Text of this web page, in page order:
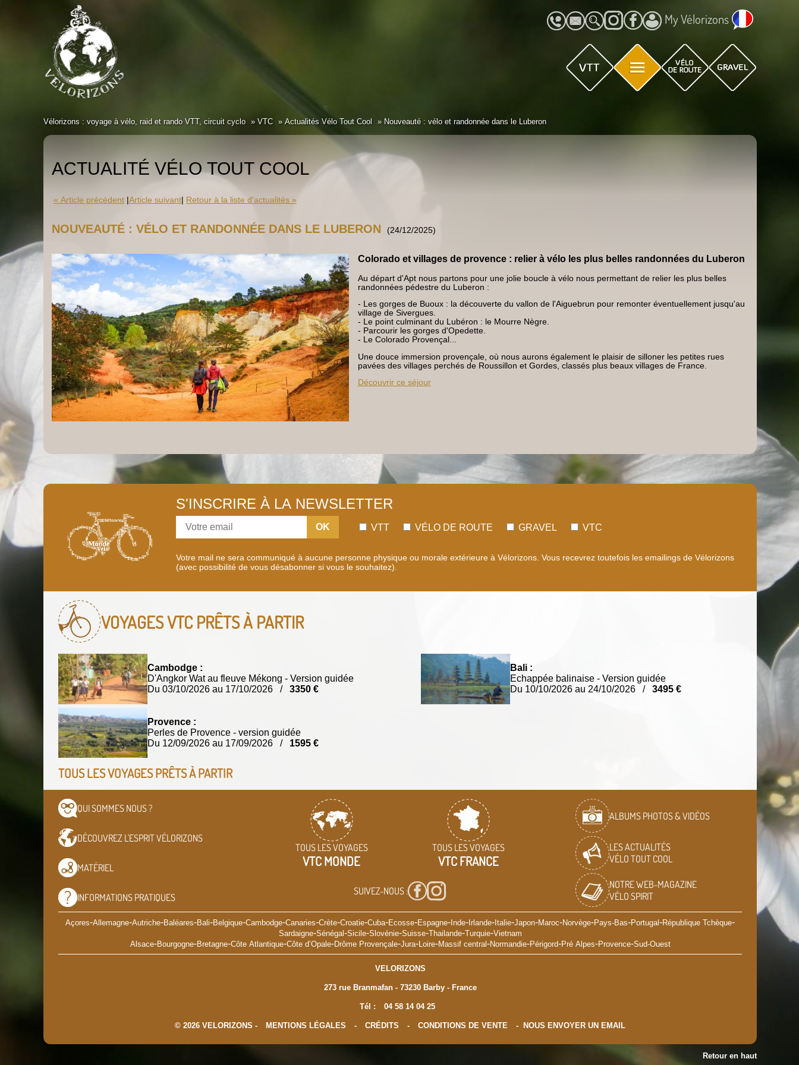
My Vélorizons
Vélorizons : voyage à vélo, raid et rando VTT, circuit cyclo VTC Actualités Vélo Tout Cool Nouveauté : vélo et randonnée dans le Luberon
ACTUALITÉ VÉLO TOUT COOL
« Article précédent|Article suivant| Retour à la liste d'actualités »
NOUVEAUTÉ : VÉLO ET RANDONNÉE DANS LE LUBERON (24/12/2025)
Colorado et villages de provence : relier à vélo les plus belles randonnées du Luberon
Au départ d'Apt nous partons pour une jolie boucle à vélo nous permettant de relier les plus belles
randonnées pédestre du Luberon :
- Les gorges de Buoux : la découverte du vallon de l'Aiguebrun pour remonter éventuellement jusqu'au
village de Sivergues.
- Le point culminant du Lubéron : le Mourre Nègre.
- Parcourir les gorges d'Opedette.
- Le Colorado Provençal...
Une douce immersion provençale, où nous aurons également le plaisir de silloner les petites rues
pavées des villages perchés de Roussillon et Gordes, classés plus beaux villages de France.
Découvrir ce séjour
S'INSCRIRE À LA NEWSLETTER
OK VTT VÉLO DE ROUTE GRAVEL VTC
Votre mail ne sera communiqué à aucune personne physique ou morale extérieure à Vélorizons. Vous recevrez toutefois les emailings de Vélorizons
(avec possibilité de vous désabonner si vous le souhaitez).
VOYAGES VTC PRÊTS À PARTIR
Cambodge :
D'Angkor Wat au fleuve Mékong - Version guidée
Du 03/10/2026 au 17/10/2026 / 3350 €
Bali :
Echappée balinaise - Version guidée
Du 10/10/2026 au 24/10/2026 / 3495 €
Provence :
Perles de Provence - version guidée
Du 12/09/2026 au 17/09/2026 / 1595 €
TOUS LES VOYAGES PRÊTS À PARTIR
TOUS LES VOYAGES
VTC MONDE
TOUS LES VOYAGES
VTC FRANCE
ALBUMS PHOTOS & VIDÉOS
LES ACTUALITÉS
VÉLO TOUT COOL
NOTRE WEB-MAGAZINE
VÉLO SPIRIT
QUI SOMMES NOUS ?
DÉCOUVREZ L'ESPRITVÉLORIZONS
MATÉRIEL
INFORMATIONS PRATIQUES
SUIVEZ-NOUS :
Açores-Allemagne-Autriche-Baléares-Bali-Belgique-Cambodge-Canaries-Crète-Croatie-Cuba-Ecosse-Espagne-Inde-Irlande-Italie-Japon-Maroc-Norvège-Pays-Bas-Portugal-République Tchèque-
Sardaigne-Sénégal-Sicile-Slovénie-Suisse-Thailande-Turquie-Vietnam
Alsace-Bourgogne-Bretagne-Côte Atlantique-Côte d’Opale-Drôme Provençale-Jura-Loire-Massif central-Normandie-Périgord-Pré Alpes-Provence-Sud-Ouest
VELORIZONS
273 rue Branmafan - 73230 Barby - France
Tél : 04 58 14 04 25
© 2026 VELORIZONS - MENTIONS LÉGALES - CRÉDITS - CONDITIONS DE VENTE - NOUS ENVOYER UN EMAIL
Retour en haut